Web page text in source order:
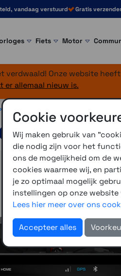
vandaag verstuurd Gratis
Fiets Motor
verdwaald! Onze website
er allemaal nieuw is.
AIO-6
Cookie
Wij maken gebruik van
die nodig zijn voor het
ons de mogelijkheid om de
cookies waarmee wij, en
je zo optimaal mogelijk
instellingen op onze
Lees hier meer over ons
Accepteer alles